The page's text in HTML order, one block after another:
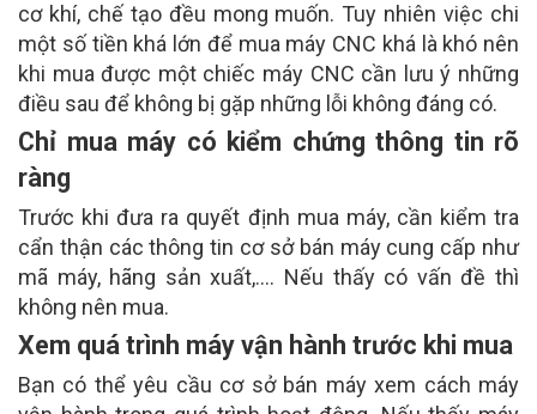
cơ khí, chế tạo đều mong muốn. Tuy nhiên việc chi
một số tiền khá lớn để mua máy CNC khá là khó nên
khi mua được một chiếc máy CNC cần lưu ý những
điều sau để không bị gặp những lỗi không đáng có.
Chỉ mua máy có kiểm chứng thông tin rõ
ràng
Trước khi đưa ra quyết định mua máy, cần kiểm tra
cẩn thận các thông tin cơ sở bán máy cung cấp như
mã máy, hãng sản xuất,…. Nếu thấy có vấn đề thì
không nên mua.
Xem quá trình máy vận hành trước khi mua
Bạn có thể yêu cầu cơ sở bán máy xem cách máy